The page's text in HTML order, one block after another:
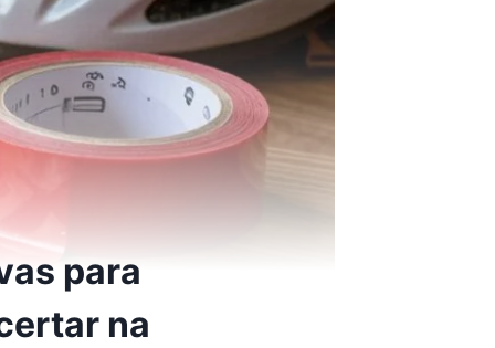
para
na